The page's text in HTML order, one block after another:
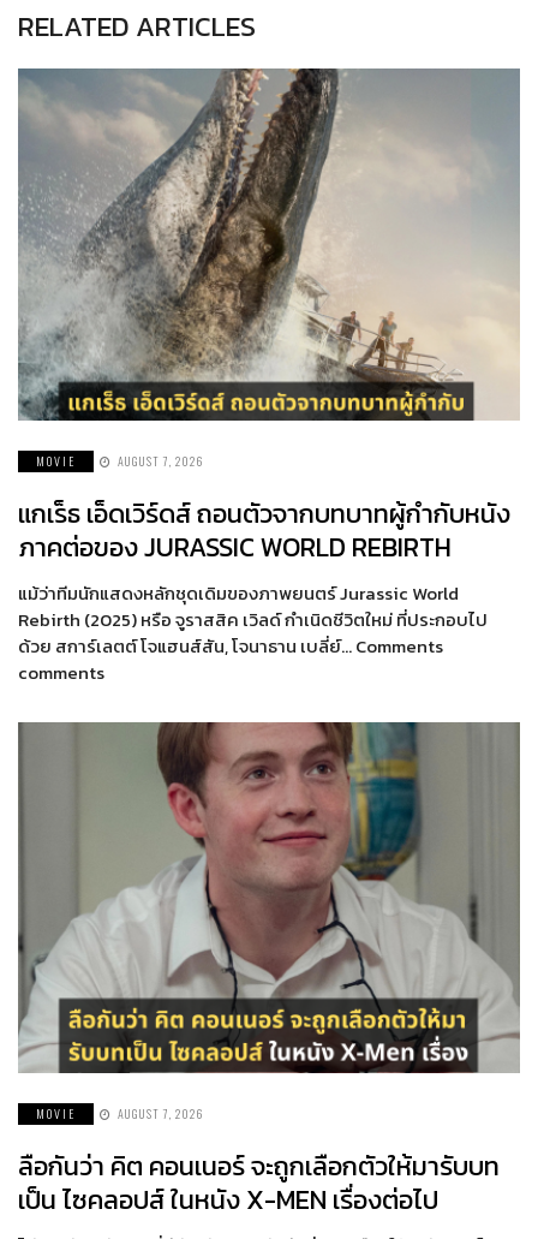
RELATED ARTICLES
MOVIE AUGUST 7, 2026
แกเร็ธ เอ็ดเวิร์ดส์ ถอนตัวจากบทบาทผู้กำกับหนัง
ภาคต่อของ JURASSIC WORLD REBIRTH
แม้ว่าทีมนักแสดงหลักชุดเดิมของภาพยนตร์ Jurassic World
Rebirth (2025) หรือ จูราสสิค เวิลด์ กำเนิดชีวิตใหม่ ที่ประกอบไป
ด้วย สการ์เลตต์ โจแฮนส์สัน, โจนาธาน เบลี่ย์… Comments
comments
MOVIE AUGUST 7, 2026
ลือกันว่า คิต คอนเนอร์ จะถูกเลือกตัวให้มารับบท
เป็น ไซคลอปส์ ในหนัง X-MEN เรื่องต่อไป